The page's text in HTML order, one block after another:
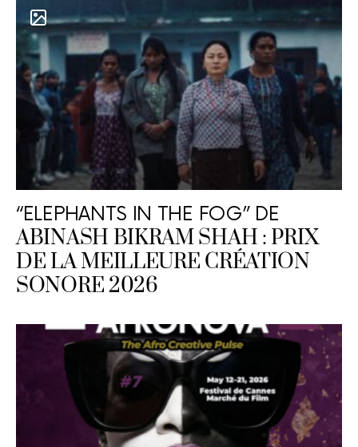
“ELEPHANTS IN THE FOG” DE
ABINASH BIKRAM SHAH : PRIX
DE LA MEILLEURE CRÉATION
SONORE 2026